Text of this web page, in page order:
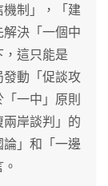
制」，「建
決「一個中
這只能是
發動「促談攻
一中」原則
岸談判」的
」和「一邊